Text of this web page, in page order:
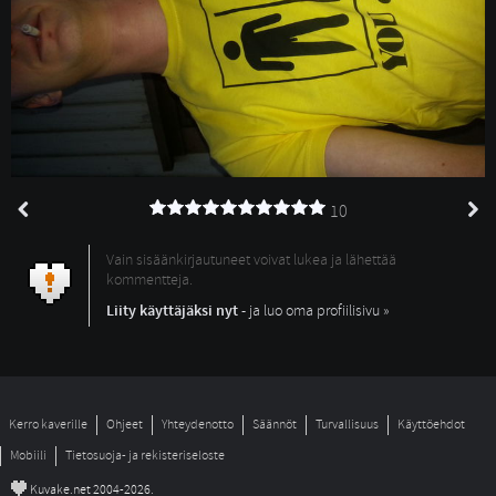
10
Vain sisäänkirjautuneet voivat lukea ja lähettää
kommentteja.
Liity käyttäjäksi nyt- ja luo oma profiilisivu »
Kerro kaverille Ohjeet Yhteydenotto Säännöt Turvallisuus
Käyttöehdot
Mobiili
Tietosuoja- ja rekisteriseloste
© Kuvake.net 2004-2026.